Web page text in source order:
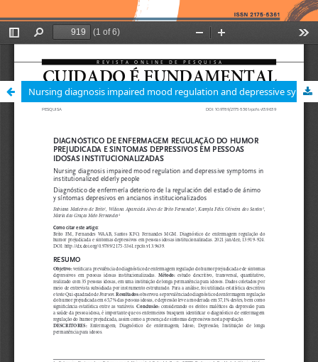
Nursing diagnosis impaired mood regulation and depressive symptoms in institutionalized elderly people / Diagnóstico de enfermagem regulação do humor prejudicada e sintomas depressivos em pessoas idosas institucionalizadas